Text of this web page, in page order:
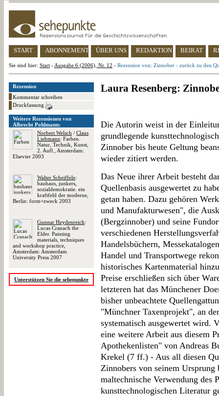
START ABONNEMENT ÜBER UNS REDAKTION BEIRAT
Sie sind hier: Start - Ausgabe 6 (2006), Nr. 12 - Rezension von: Zinnober - zurück zu den
Rezension
Kommentar schreiben
Druckfassung
Weitere Rezensionen von
Albrecht Pohlmann:
Norbert Welsch / Claus
Liebmann: Farben.
Natur, Technik, Kunst,
2. Aufl., Amsterdam:
Elsevier 2003
Walter Scheiffele:
bauhaus, junkers,
sozialdemokratie. ein
kraftfeld der moderne,
Berlin: form+zweck 2003
Gunnar Heydenreich:
Lucas Cranach the
Elder. Painting
materials, techniques
and workshop practice,
Amsterdam: Amsterdam
University Press 2007
Unterstützen Sie die sehepunkte
Laura Resenberg:
Die Autorin weist in der
grundlegende
Zinnober bis heute Geltung
wieder zitiert werden.
Das Neue ihrer Arbeit besteht
Quellenbasis ausgewertet zu
getan haben. Dazu gehören
und Manufakturwesen", die
(Bergzinnober) und seine
verschiedenen
Handelsbüchern,
Handel und Transportwege
historisches Kartenmaterial
Preise erschließen sich über
letzteren hat das Münchener
bisher unbeachtete
"Münchner Taxenprojekt", an
systematisch ausgewertet wird.
eine weitere Arbeit aus diesem
Apothekenlisten" von Andreas
Krekel (7 ff.) - Aus all diesen
Zinnobers von seinem
maltechnische Verwendung des
kunsttechnologischen Literatur